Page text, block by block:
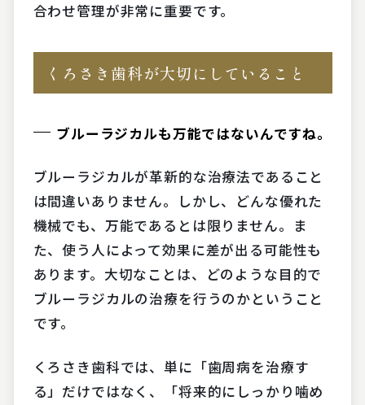
合わせ管理が非常に重要です。
くろさき歯科が大切にしていること
ブルーラジカルも万能ではないんですね。
ブルーラジカルが革新的な治療法であること
は間違いありません。しかし、どんな優れた
機械でも、万能であるとは限りません。ま
た、使う人によって効果に差が出る可能性も
あります。大切なことは、どのような目的で
ブルーラジカルの治療を行うのかということ
です。
くろさき歯科では、単に「歯周病を治療す
る」だけではなく、「将来的にしっかり噛め